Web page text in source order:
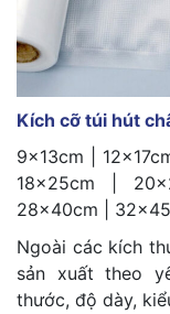
Kích cỡ túi hút
9×13cm |
18×25cm |
28×40cm |
Ngoài các kích
sản xuất theo
thước, độ dày,